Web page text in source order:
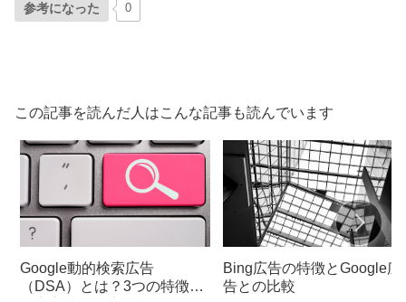
参考になった 0
この記事を読んだ人はこんな記事も読んでいます
Google動的検索広告
（DSA）とは？3つの特徴と
Bing広告の特徴とGoogle広
告との比較